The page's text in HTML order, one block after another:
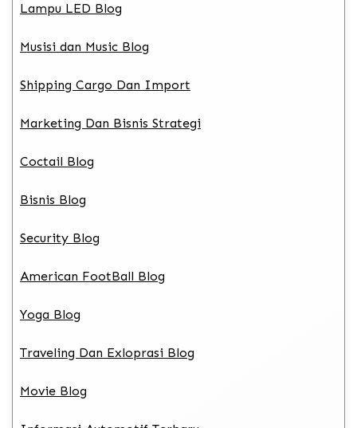
Lampu LED Blog
Musisi dan Music Blog
Shipping Cargo Dan Import
Marketing Dan Bisnis Strategi
Coctail Blog
Bisnis Blog
Security Blog
American FootBall Blog
Yoga Blog
Traveling Dan Exloprasi Blog
Movie Blog